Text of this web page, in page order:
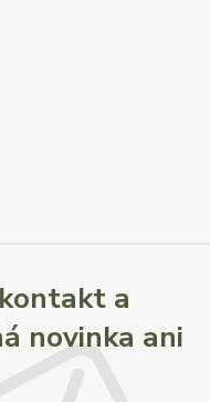
a
novinka ani